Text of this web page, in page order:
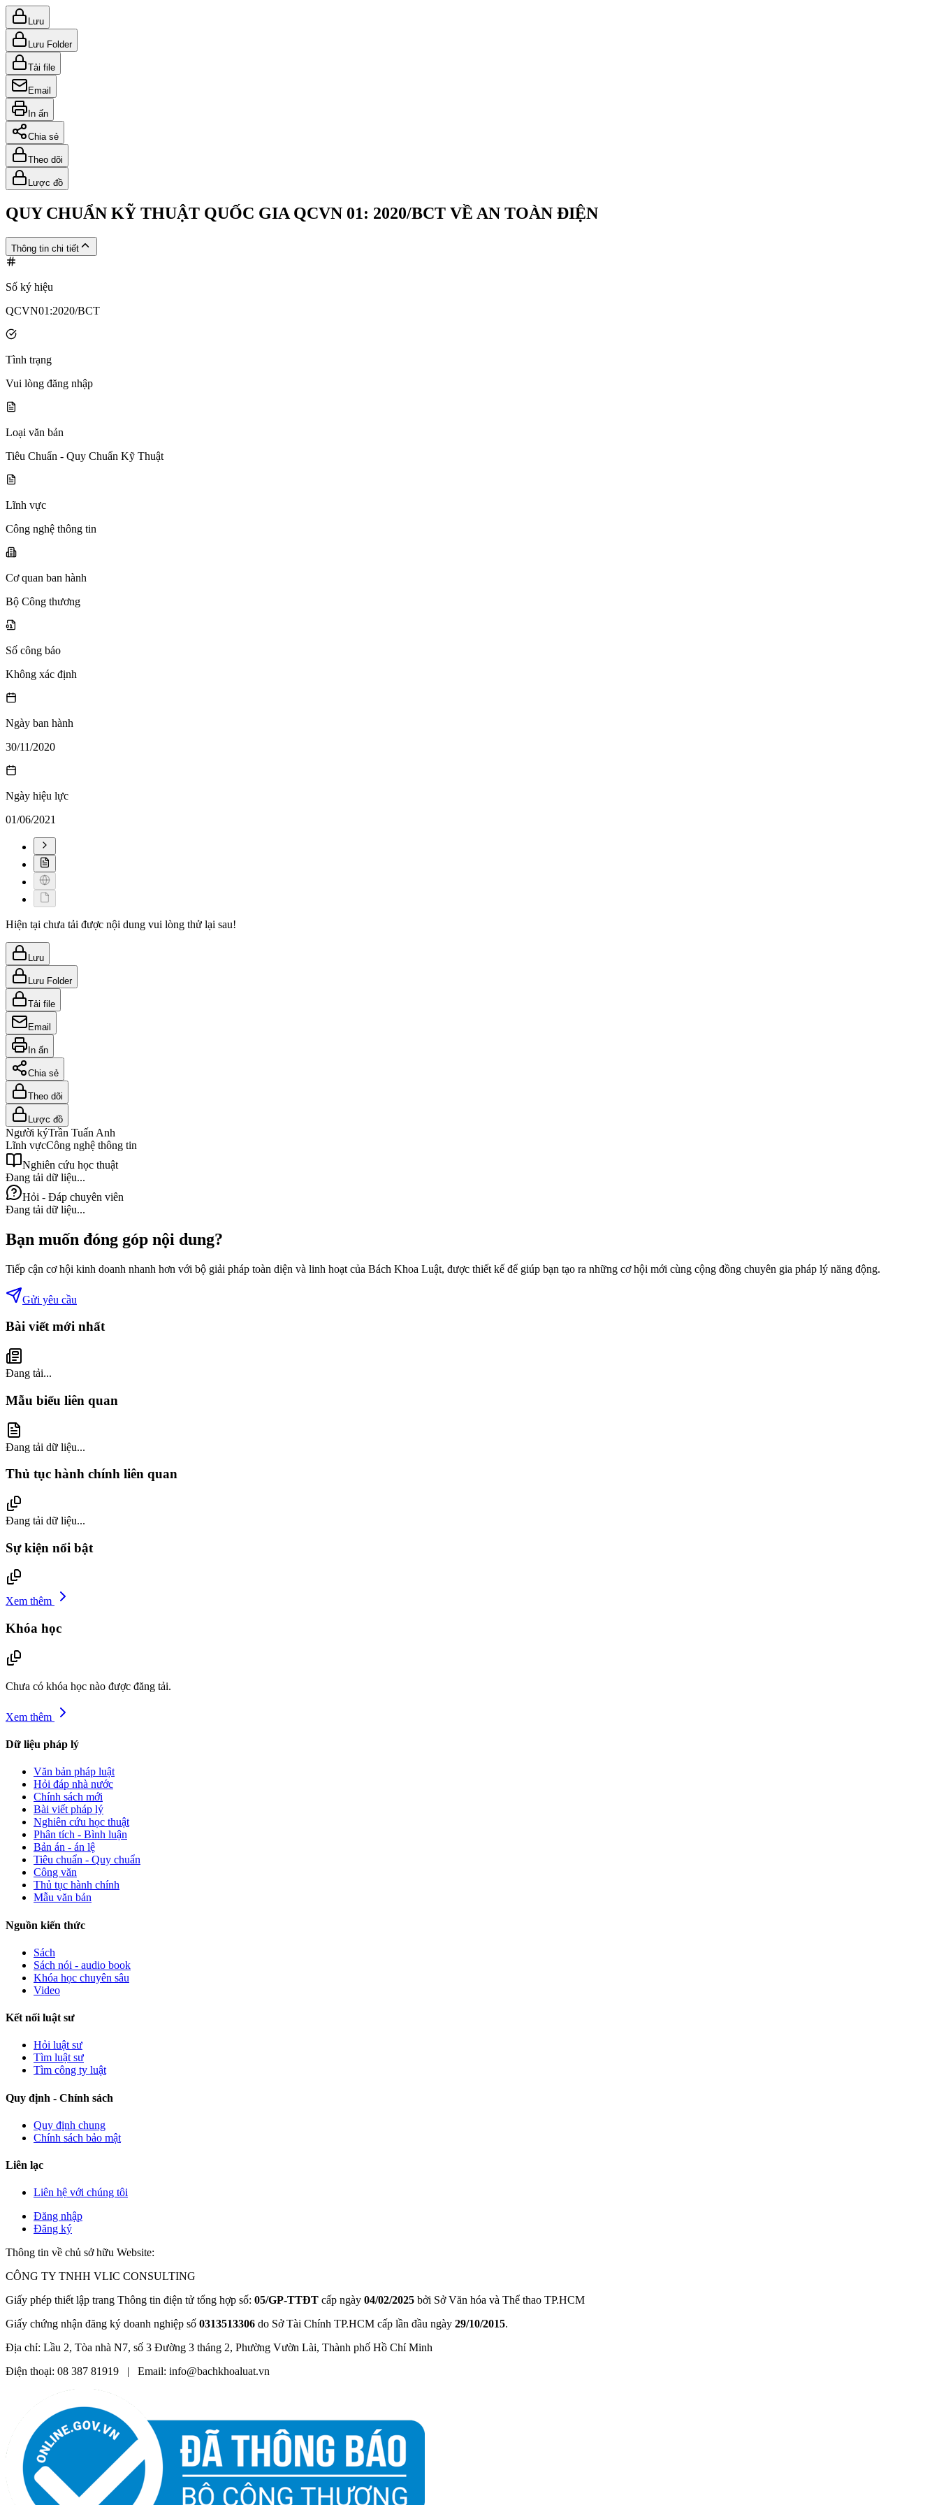
Lưu
Lưu Folder
Tải file
Email
In ấn
Chia sẻ
Theo dõi
Lược đồ
QUY CHUẨN KỸ THUẬT QUỐC GIA QCVN 01: 2020/BCT VỀ AN TOÀN ĐIỆN
Thông tin chi tiết
Số ký hiệu
QCVN01:2020/BCT
Tình trạng
Vui lòng đăng nhập
Loại văn bản
Tiêu Chuẩn - Quy Chuẩn Kỹ Thuật
Lĩnh vực
Công nghệ thông tin
Cơ quan ban hành
Bộ Công thương
Số công báo
Không xác định
Ngày ban hành
30/11/2020
Ngày hiệu lực
01/06/2021
Hiện tại chưa tải được nội dung vui lòng thử lại sau!
Lưu
Lưu Folder
Tải file
Email
In ấn
Chia sẻ
Theo dõi
Lược đồ
Người kýTrần Tuấn Anh
Lĩnh vựcCông nghệ thông tin
Nghiên cứu học thuật
Đang tải dữ liệu...
Hỏi - Đáp chuyên viên
Đang tải dữ liệu...
Bạn muốn đóng góp nội dung?
Tiếp cận cơ hội kinh doanh nhanh hơn với bộ giải pháp toàn diện và linh hoạt của Bách Khoa Luật, được thiết kế để giúp bạn tạo ra những cơ hội mới cùng cộng đồng chuyên gia pháp lý năng động.
Gửi yêu cầu
Bài viết mới nhất
Đang tải...
Mẫu biểu liên quan
Đang tải dữ liệu...
Thủ tục hành chính liên quan
Đang tải dữ liệu...
Sự kiện nổi bật
Xem thêm
Khóa học
Chưa có khóa học nào được đăng tải.
Xem thêm
Dữ liệu pháp lý
Văn bản pháp luật
Hỏi đáp nhà nước
Chính sách mới
Bài viết pháp lý
Nghiên cứu học thuật
Phân tích - Bình luận
Bản án - án lệ
Tiêu chuẩn - Quy chuẩn
Công văn
Thủ tục hành chính
Mẫu văn bản
Nguồn kiến thức
Sách
Sách nói - audio book
Khóa học chuyên sâu
Video
Kết nối luật sư
Hỏi luật sư
Tìm luật sư
Tìm công ty luật
Quy định - Chính sách
Quy định chung
Chính sách bảo mật
Liên lạc
Liên hệ với chúng tôi
Đăng nhập
Đăng ký
Thông tin về chủ sở hữu Website:
CÔNG TY TNHH VLIC CONSULTING
Giấy phép thiết lập trang Thông tin điện tử tổng hợp số: 05/GP-TTĐT cấp ngày 04/02/2025 bởi Sở Văn hóa và Thể thao TP.HCM
Giấy chứng nhận đăng ký doanh nghiệp số 0313513306 do Sở Tài Chính TP.HCM cấp lần đầu ngày 29/10/2015.
Địa chỉ: Lầu 2, Tòa nhà N7, số 3 Đường 3 tháng 2, Phường Vườn Lài, Thành phố Hồ Chí Minh
Điện thoại: 08 387 81919 | Email: info@bachkhoaluat.vn